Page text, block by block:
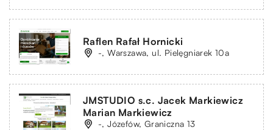
Raflen Rafał Hornicki
-, Warszawa, ul. Pielęgniarek 10a
JMSTUDIO s.c. Jacek Markiewicz
Marian Markiewicz
-, Józefów, Graniczna 13